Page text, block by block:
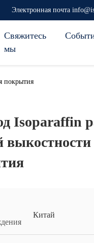
Электронная почта
Свяжитесь
мы
покрытия
Isoparaffin
Китай